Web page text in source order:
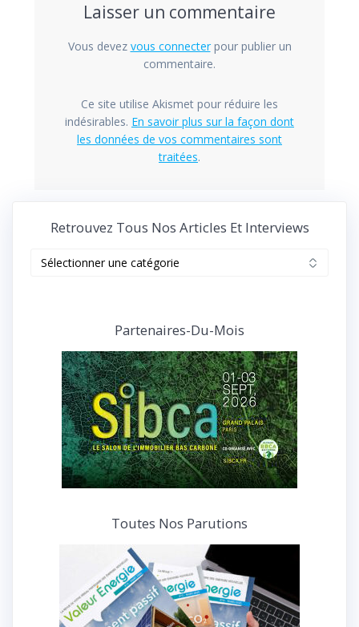
Laisser un commentaire
Vous devez vous connecterpour publier un
commentaire.
Ce site utilise Akismet pour réduire les
indésirables. En savoir plus sur la façon dont
les données de vos commentaires sont
traitées.
Retrouvez Tous Nos Articles Et Interviews
interviews
Partenaires-Du-Mois
Toutes Nos Parutions